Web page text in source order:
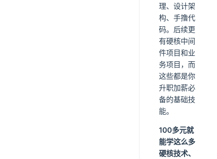
理、设计架
构、手撸代
码。后续更
有硬核中间
件项目和业
务项目，而
这些都是你
升职加薪必
备的基础技
能。
100多元就
能学这么多
硬核技术、